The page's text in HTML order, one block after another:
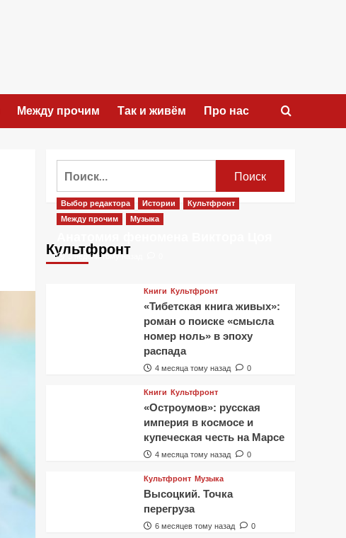
Между прочим Так и живём Про нас
Культфронт
Выбор редактора Истории
Культфронт
Между прочим
Музыка
3 недели тому назад
Книги Культфронт
«Тибетская книга живых»:
роман о поиске «смысла
номер ноль» в эпоху
распада
4 месяца тому назад 0
Книги Культфронт
«Остроумов»: русская
империя в космосе и
купеческая честь на Марсе
4 месяца тому назад 0
Культфронт Музыка
Высоцкий. Точка
перегруза
6 месяцев тому назад 0